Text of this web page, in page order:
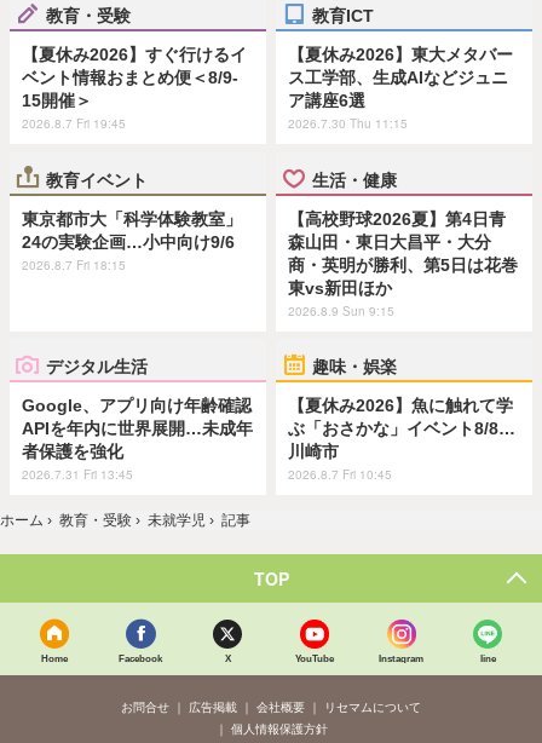
教育・受験
【夏休み2026】すぐ行けるイ
ベント情報おまとめ便＜8/9-
15開催＞
2026.8.7 Fri 19:45
教育ICT
【夏休み2026】東大メタバー
ス工学部、生成AIなどジュニ
ア講座6選
2026.7.30 Thu 11:15
教育イベント
東京都市大「科学体験教室」
24の実験企画…小中向け9/6
2026.8.7 Fri 18:15
生活・健康
【高校野球2026夏】第4日青
森山田・東日大昌平・大分
商・英明が勝利、第5日は花巻
東vs新田ほか
2026.8.9 Sun 9:15
デジタル生活
Google、アプリ向け年齢確認
APIを年内に世界展開…未成年
者保護を強化
2026.7.31 Fri 13:45
趣味・娯楽
【夏休み2026】魚に触れて学
ぶ「おさかな」イベント8/8…
川崎市
2026.8.7 Fri 10:45
ホーム › 教育・受験 › 未就学児 › 記事
TOP
Home Facebook X YouTube Instagram line
お問合せ 広告掲載 会社概要
リセマムについて
個人情報保護方針